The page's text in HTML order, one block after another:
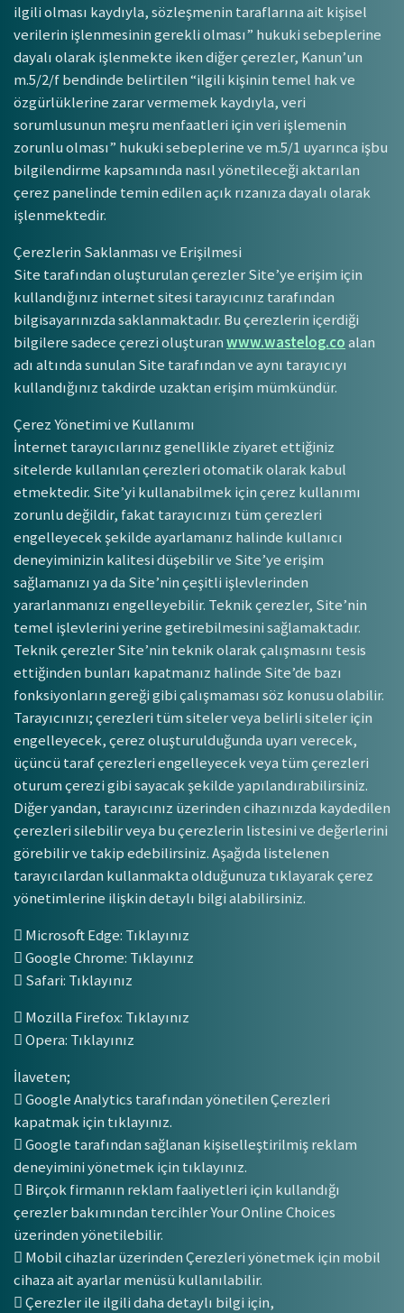
ilgili olması kaydıyla, sözleşmenin taraflarına ait kişisel
verilerin işlenmesinin gerekli olması” hukuki sebeplerine
dayalı olarak işlenmekte iken diğer çerezler, Kanun’un
m.5/2/f bendinde belirtilen “ilgili kişinin temel hak ve
özgürlüklerine zarar vermemek kaydıyla, veri
sorumlusunun meşru menfaatleri için veri işlemenin
zorunlu olması” hukuki sebeplerine ve m.5/1 uyarınca işbu
bilgilendirme kapsamında nasıl yönetileceği aktarılan
çerez panelinde temin edilen açık rızanıza dayalı olarak
işlenmektedir.
Çerezlerin Saklanması ve Erişilmesi
Site tarafından oluşturulan çerezler Site’ye erişim için
kullandığınız internet sitesi tarayıcınız tarafından
bilgisayarınızda saklanmaktadır. Bu çerezlerin içerdiği
bilgilere sadece çerezi oluşturanwww.wastelog.coalan
adı altında sunulan Site tarafından ve aynı tarayıcıyı
kullandığınız takdirde uzaktan erişim mümkündür.
Çerez Yönetimi ve Kullanımı
İnternet tarayıcılarınız genellikle ziyaret ettiğiniz
sitelerde kullanılan çerezleri otomatik olarak kabul
etmektedir. Site’yi kullanabilmek için çerez kullanımı
zorunlu değildir, fakat tarayıcınızı tüm çerezleri
engelleyecek şekilde ayarlamanız halinde kullanıcı
deneyiminizin kalitesi düşebilir ve Site’ye erişim
sağlamanızı ya da Site’nin çeşitli işlevlerinden
yararlanmanızı engelleyebilir. Teknik çerezler, Site’nin
temel işlevlerini yerine getirebilmesini sağlamaktadır.
Teknik çerezler Site’nin teknik olarak çalışmasını tesis
ettiğinden bunları kapatmanız halinde Site’de bazı
fonksiyonların gereği gibi çalışmaması söz konusu olabilir.
Tarayıcınızı; çerezleri tüm siteler veya belirli siteler için
engelleyecek, çerez oluşturulduğunda uyarı verecek,
üçüncü taraf çerezleri engelleyecek veya tüm çerezleri
oturum çerezi gibi sayacak şekilde yapılandırabilirsiniz.
Diğer yandan, tarayıcınız üzerinden cihazınızda kaydedilen
çerezleri silebilir veya bu çerezlerin listesini ve değerlerini
görebilir ve takip edebilirsiniz. Aşağıda listelenen
tarayıcılardan kullanmakta olduğunuza tıklayarak çerez
yönetimlerine ilişkin detaylı bilgi alabilirsiniz.
 Microsoft Edge: Tıklayınız
 Google Chrome: Tıklayınız
 Safari: Tıklayınız
 Mozilla Firefox: Tıklayınız
 Opera: Tıklayınız
İlaveten;
 Google Analytics tarafından yönetilen Çerezleri
kapatmak için tıklayınız.
 Google tarafından sağlanan kişiselleştirilmiş reklam
deneyimini yönetmek için tıklayınız.
 Birçok firmanın reklam faaliyetleri için kullandığı
çerezler bakımından tercihler Your Online Choices
üzerinden yönetilebilir.
 Mobil cihazlar üzerinden Çerezleri yönetmek için mobil
cihaza ait ayarlar menüsü kullanılabilir.
 Çerezler ile ilgili daha detaylı bilgi için,